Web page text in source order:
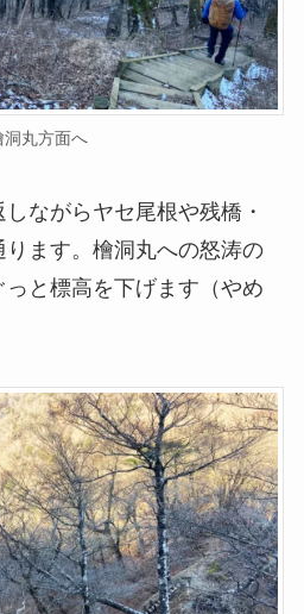
洞丸方面へ
ながらヤセ尾根や残橋・
ます。檜洞丸への怒涛の
と標高を下げます（やめ